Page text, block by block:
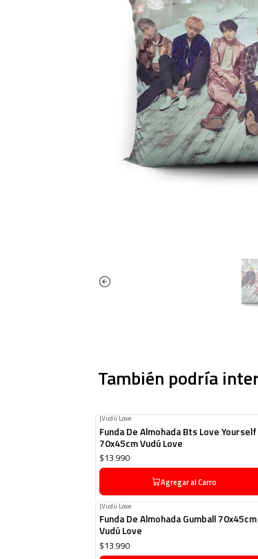
También podría
|Vudú Love
Funda De Almohada Bts Love Yourself
70x45cm Vudú Love
$13.990
Agregar al Carro
|Vudú Love
Funda De Almohada Gumball 70x45cm
Vudú Love
$13.990